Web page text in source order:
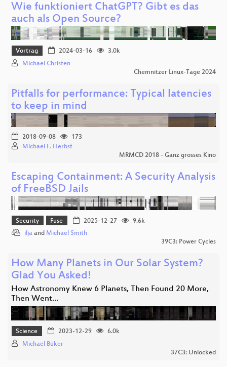
Wie funktioniert ChatGPT? Gibt es das
auch als Open Source?
Vortrag 2024-03-16
3.0k
Michael Christen
Chemnitzer Linux-Tage 2024
Pitfalls for performance: Typical latencies
to keep in mind
2018-09-08
173
Michael F. Herbst
MRMCD 2018 - Ganz grosses Kino
Escaping Containment: A Security Analysis
of FreeBSD Jails
Security Fuse 2025-12-27
9.6k
ilja and Michael Smith
39C3: Power Cycles
How Many Planets in Our Solar System?
Glad You Asked!
How Astronomy Knew 6 Planets, Then Found 20 More,
Then Went…
Science 2023-12-29
6.0k
Michael Büker
37C3: Unlocked